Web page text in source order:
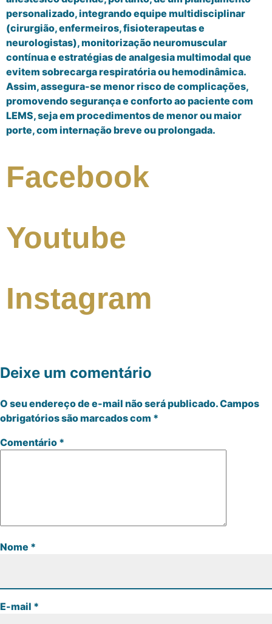
personalizado, integrando equipe multidisciplinar
(cirurgião, enfermeiros, fisioterapeutas e
neurologistas), monitorização neuromuscular
contínua e estratégias de analgesia multimodal que
evitem sobrecarga respiratória ou hemodinâmica.
Assim, assegura-se menor risco de complicações,
promovendo segurança e conforto ao paciente com
LEMS, seja em procedimentos de menor ou maior
porte, com internação breve ou prolongada.
Facebook
Youtube
Instagram
Deixe um comentário
O seu endereço de e-mail não será publicado.Campos
obrigatórios são marcados com *
Comentário *
Nome *
E-mail *